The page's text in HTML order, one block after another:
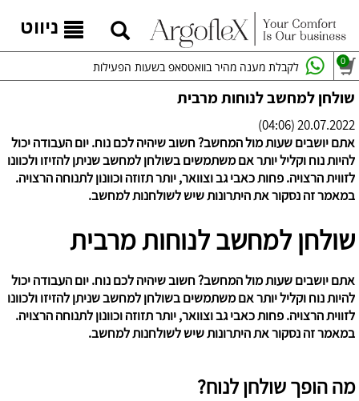
ניווט
לקבלת מענה מהיר בוואטסאפ בשעות הפעילות 0
שולחן למחשב לנוחות מרבית
20.07.2022 (04:06)
אתם יושבים שעות מול המחשב? חשוב שיהיה לכם נוח. יום העבודה יכול
להיות נוח וקליל יותר אם משתמשים בשולחן למחשב שניתן להזיזו ולכוונו
לזווית הרצויה. פחות כאבי גב וצוואר, יותר תזוזה וכוונון לתנוחה הרצויה.
במאמר זה נסקור את היתרונות שיש לשולחנות למחשב.
שולחן למחשב לנוחות מרבית
אתם יושבים שעות מול המחשב? חשוב שיהיה לכם נוח. יום העבודה יכול
להיות נוח וקליל יותר אם משתמשים בשולחן למחשב שניתן להזיזו ולכוונו
לזווית הרצויה. פחות כאבי גב וצוואר, יותר תזוזה וכוונון לתנוחה הרצויה.
במאמר זה נסקור את היתרונות שיש לשולחנות למחשב.
מה הופך שולחן לנוח?